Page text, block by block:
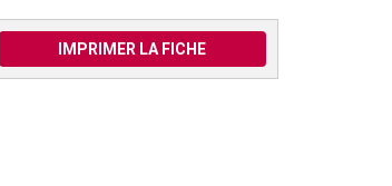
IMPRIMER LA FICHE